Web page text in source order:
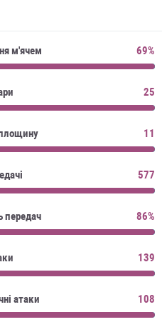
м'ячем 69%
25
11
577
передач 86%
139
атаки 108